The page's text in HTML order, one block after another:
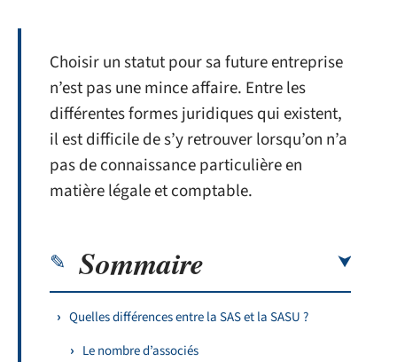
Choisir un statut pour sa future entreprise
n’est pas une mince affaire. Entre les
différentes formes juridiques qui existent,
il est difficile de s’y retrouver lorsqu’on n’a
pas de connaissance particulière en
matière légale et comptable.
Sommaire
Quelles différences entre la SAS et la SASU ?
Le nombre d’associés